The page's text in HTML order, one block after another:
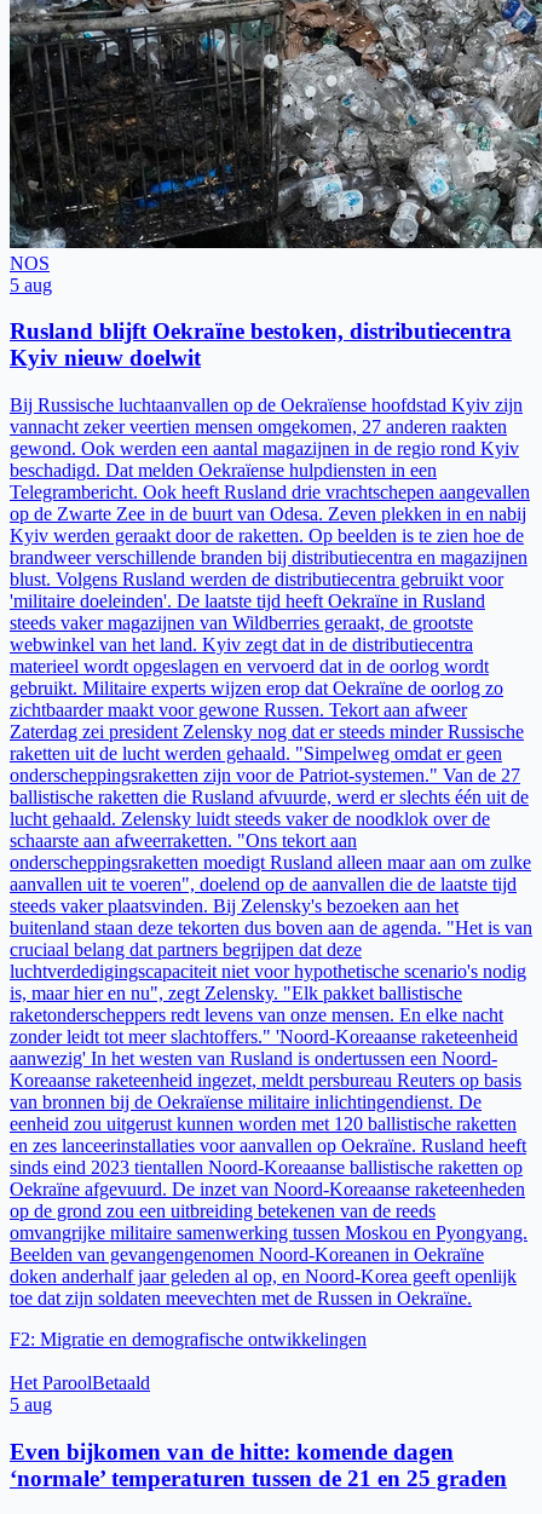
NOS
5 aug
Rusland blijft Oekraïne bestoken, distributiecentra
Kyiv nieuw doelwit
Bij Russische luchtaanvallen op de Oekraïense hoofdstad Kyiv zijn
vannacht zeker veertien mensen omgekomen, 27 anderen raakten
gewond. Ook werden een aantal magazijnen in de regio rond Kyiv
beschadigd. Dat melden Oekraïense hulpdiensten in een
Telegrambericht. Ook heeft Rusland drie vrachtschepen aangevallen
op de Zwarte Zee in de buurt van Odesa. Zeven plekken in en nabij
Kyiv werden geraakt door de raketten. Op beelden is te zien hoe de
brandweer verschillende branden bij distributiecentra en magazijnen
blust. Volgens Rusland werden de distributiecentra gebruikt voor
'militaire doeleinden'. De laatste tijd heeft Oekraïne in Rusland
steeds vaker magazijnen van Wildberries geraakt, de grootste
webwinkel van het land. Kyiv zegt dat in de distributiecentra
materieel wordt opgeslagen en vervoerd dat in de oorlog wordt
gebruikt. Militaire experts wijzen erop dat Oekraïne de oorlog zo
zichtbaarder maakt voor gewone Russen. Tekort aan afweer
Zaterdag zei president Zelensky nog dat er steeds minder Russische
raketten uit de lucht werden gehaald. "Simpelweg omdat er geen
onderscheppingsraketten zijn voor de Patriot-systemen." Van de 27
ballistische raketten die Rusland afvuurde, werd er slechts één uit de
lucht gehaald. Zelensky luidt steeds vaker de noodklok over de
schaarste aan afweerraketten. "Ons tekort aan
onderscheppingsraketten moedigt Rusland alleen maar aan om zulke
aanvallen uit te voeren", doelend op de aanvallen die de laatste tijd
steeds vaker plaatsvinden. Bij Zelensky's bezoeken aan het
buitenland staan deze tekorten dus boven aan de agenda. "Het is van
cruciaal belang dat partners begrijpen dat deze
luchtverdedigingscapaciteit niet voor hypothetische scenario's nodig
is, maar hier en nu", zegt Zelensky. "Elk pakket ballistische
raketonderscheppers redt levens van onze mensen. En elke nacht
zonder leidt tot meer slachtoffers." 'Noord-Koreaanse raketeenheid
aanwezig' In het westen van Rusland is ondertussen een Noord-
Koreaanse raketeenheid ingezet, meldt persbureau Reuters op basis
van bronnen bij de Oekraïense militaire inlichtingendienst. De
eenheid zou uitgerust kunnen worden met 120 ballistische raketten
en zes lanceerinstallaties voor aanvallen op Oekraïne. Rusland heeft
sinds eind 2023 tientallen Noord-Koreaanse ballistische raketten op
Oekraïne afgevuurd. De inzet van Noord-Koreaanse raketeenheden
op de grond zou een uitbreiding betekenen van de reeds
omvangrijke militaire samenwerking tussen Moskou en Pyongyang.
Beelden van gevangengenomen Noord-Koreanen in Oekraïne
doken anderhalf jaar geleden al op, en Noord-Korea geeft openlijk
toe dat zijn soldaten meevechten met de Russen in Oekraïne.
F2: Migratie en demografische ontwikkelingen
Het ParoolBetaald
5 aug
Even bijkomen van de hitte: komende dagen
‘normale’ temperaturen tussen de 21 en 25 graden